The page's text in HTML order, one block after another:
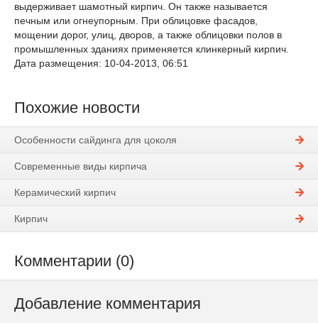
выдерживает шамотный кирпич. Он также называется
печным или огнеупорным. При облицовке фасадов,
мощении дорог, улиц, дворов, а также облицовки полов в
промышленных зданиях применяется клинкерный кирпич.
Дата размещения: 10-04-2013, 06:51
Похожие новости
Особенности сайдинга для цоколя
Современные виды кирпича
Керамический кирпич
Кирпич
Комментарии (0)
Добавление комментария